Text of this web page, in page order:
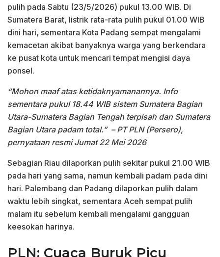
pulih pada Sabtu (23/5/2026) pukul 13.00 WIB. Di
Sumatera Barat, listrik rata-rata pulih pukul 01.00 WIB
dini hari, sementara Kota Padang sempat mengalami
kemacetan akibat banyaknya warga yang berkendara
ke pusat kota untuk mencari tempat mengisi daya
ponsel.
“Mohon maaf atas ketidaknyamanannya. Info
sementara pukul 18.44 WIB sistem Sumatera Bagian
Utara-Sumatera Bagian Tengah terpisah dan Sumatera
Bagian Utara padam total.”– PT PLN (Persero),
pernyataan resmi Jumat 22 Mei 2026
Sebagian Riau dilaporkan pulih sekitar pukul 21.00 WIB
pada hari yang sama, namun kembali padam pada dini
hari. Palembang dan Padang dilaporkan pulih dalam
waktu lebih singkat, sementara Aceh sempat pulih
malam itu sebelum kembali mengalami gangguan
keesokan harinya.
PLN: Cuaca Buruk Picu